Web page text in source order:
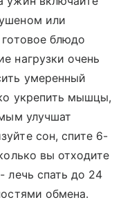
или
блюдо
нагрузки очень
умеренный
укрепить мышцы,
улучшат
сон, спите 6-
вы отходите
лечь спать до 24
обмена.